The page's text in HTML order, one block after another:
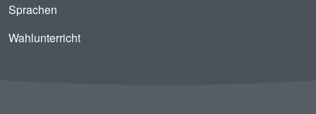
Sprachen
Wahlunterricht